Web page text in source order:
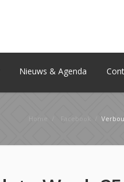
Nieuws & Agenda
Home Facebook